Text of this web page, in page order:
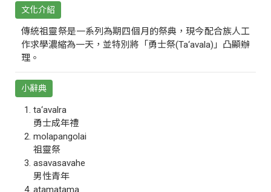
文化介紹
傳統祖靈祭是一系列為期四個月的祭典，現今配合族人工
作求學濃縮為一天，並特別將「勇士祭(Ta‘avala)」凸顯辦
理。
小辭典
ta‘avalra
勇士成年禮
molapangolai
祖靈祭
asavasavahe
男性青年
atamatama